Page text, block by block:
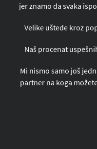
jer znamo da svaka
Velike uštede kroz
Naš procenat
Mi nismo samo još
partner na koga